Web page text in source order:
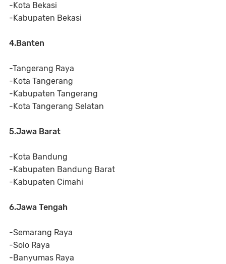
-Kota Bekasi
-Kabupaten Bekasi
4.Banten
-Tangerang Raya
-Kota Tangerang
-Kabupaten Tangerang
-Kota Tangerang Selatan
5.Jawa Barat
-Kota Bandung
-Kabupaten Bandung Barat
-Kabupaten Cimahi
6.Jawa Tengah
-Semarang Raya
-Solo Raya
-Banyumas Raya